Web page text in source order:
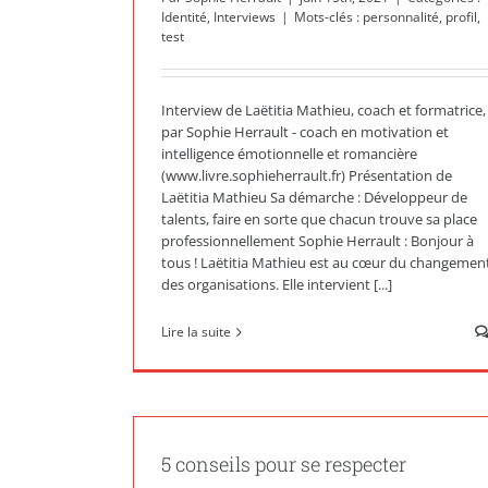
Identité, Interviews | Mots-clés : personnalité, profil,
test
Interview de Laëtitia Mathieu, coach et formatrice,
par Sophie Herrault - coach en motivation et
intelligence émotionnelle et romancière
(www.livre.sophieherrault.fr) Présentation de
Laëtitia Mathieu Sa démarche : Développeur de
talents, faire en sorte que chacun trouve sa place
professionnellement Sophie Herrault : Bonjour à
tous ! Laëtitia Mathieu est au cœur du
des organisations. Elle intervient [...]
Lire la suite
5 conseils pour se respecter